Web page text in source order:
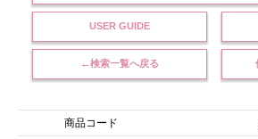
USER GUIDE
←検索一覧へ戻る
商品コード